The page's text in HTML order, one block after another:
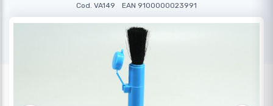
Cod. VA149 EAN 9100000023991